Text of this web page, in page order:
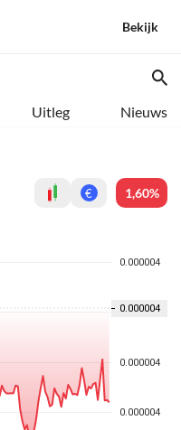
Bekijk
Uitleg Nieuws
€ 1,60%